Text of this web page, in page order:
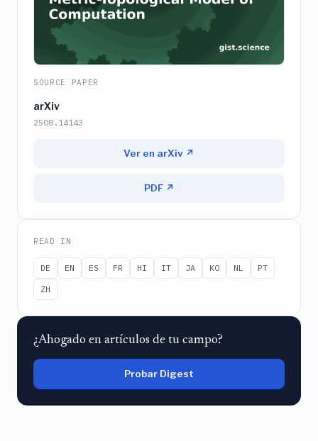
SOURCE PAPER
arXiv
2508.14143
Ver en arXiv ↗
PDF ↗
READ IN
DE EN ES FR HI IT JA KO NL
PT
ZH
¿Ahogado en artículos de tu campo?
Probar Digest